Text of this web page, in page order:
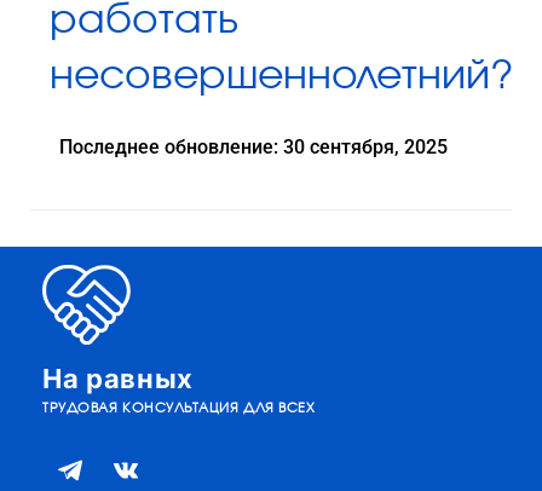
работать
несовершеннолетний?
Последнее обновление: 30 сентября, 2025
На равных
ТРУДОВАЯ КОНСУЛЬТАЦИЯ ДЛЯ ВСЕХ